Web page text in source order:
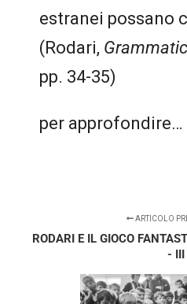
estranei possano
(Rodari,
pp. 34-35)
per approfondire…
ARTICOLO
RODARI E IL GIOCO
- III